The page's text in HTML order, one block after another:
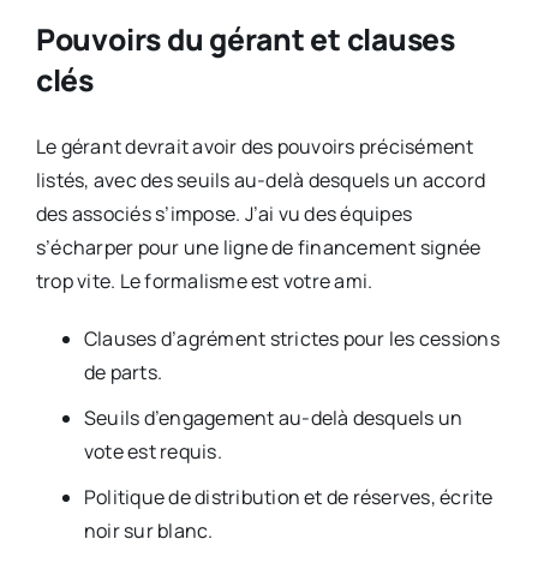
Pouvoirs du gérant et clauses
clés
Le gérant devrait avoir des pouvoirs précisément
listés, avec des seuils au-delà desquels un accord
des associés s’impose. J’ai vu des équipes
s’écharper pour une ligne de financement signée
trop vite. Le formalisme est votre ami.
Clauses d’agrément strictes pour les cessions
de parts.
Seuils d’engagement au-delà desquels un
vote est requis.
Politique de distribution et de réserves, écrite
noir sur blanc.